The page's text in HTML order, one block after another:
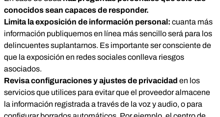
conocidos sean capaces de responder.
Limita la exposición de información personal: cuanta más
información publiquemos en línea más sencillo será para los
delincuentes suplantarnos. Es importante ser consciente de
que la exposición en redes sociales conlleva riesgos
asociados.
Revisa configuraciones y ajustes de privacidad en los
servicios que utilices para evitar que el proveedor almacene
la información registrada a través de la voz y audio, o para